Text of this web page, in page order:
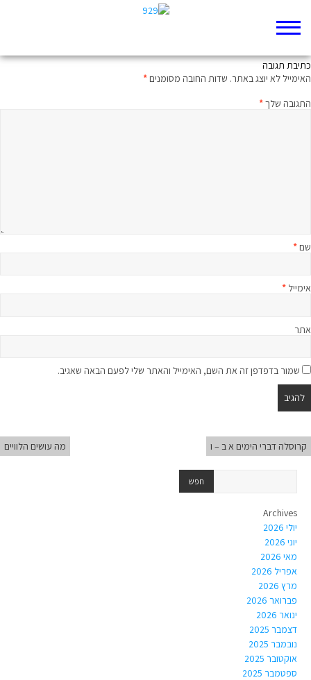
כתיבת תגובה
האימייל לא יוצג באתר. שדות החובה מסומנים*
התגובה שלך*
שם*
אימייל *
אתר
שמור בדפדפן זה את השם, האימייל והאתר שלי לפעם הבאה שאגיב.
קרוסלה דברי הימים א ב – ו מה עושים הלוויים
Archives
יולי 2026
יוני 2026
מאי 2026
אפריל 2026
מרץ 2026
פברואר 2026
ינואר 2026
דצמבר 2025
נובמבר 2025
אוקטובר 2025
ספטמבר 2025